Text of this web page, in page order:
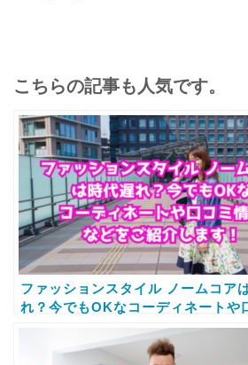
こちらの記事も人気です。
ファッションスタイル ノームコア
れ？今でもOKなコーディネートや
報などをご紹介します！